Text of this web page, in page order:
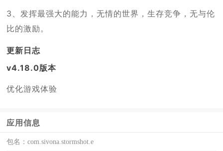
3、发挥最强大的能力，无情的世界，生存竞争，无与伦
比的激励。
更新日志
v4.18.0版本
优化游戏体验
应用信息
包名：com.sivona.stormshot.e